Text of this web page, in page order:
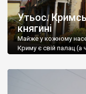
Утьос.
княгині
Майже у кожному
Криму є свій палац (а